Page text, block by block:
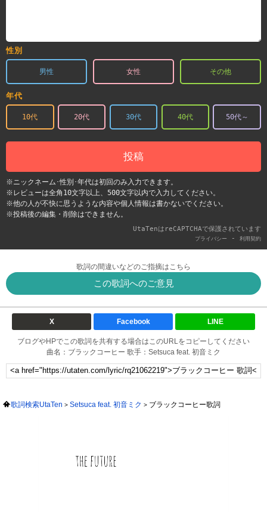
性別
男性 女性 その他
年代
10代 20代 30代 40代 50代～
投稿
※ニックネーム･性別･年代は初回のみ入力できます。
※レビューは全角10文字以上、500文字以内で入力してください。
※他の人が不快に思うような内容や個人情報は書かないでください。
※投稿後の編集・削除はできません。
UtaTenはreCAPTCHAで保護されています
プライバシー - 利用契約
歌詞の間違いなどのご指摘はこちら
この歌詞へのご意見
X Facebook LINE
ブログやHPでこの歌詞を共有する場合はこのURLをコピーしてください
曲名：ブラックコーヒー 歌手：Setsuca feat. 初音ミク
歌詞検索UtaTen Setsuca feat. 初音ミク ブラックコーヒー歌詞